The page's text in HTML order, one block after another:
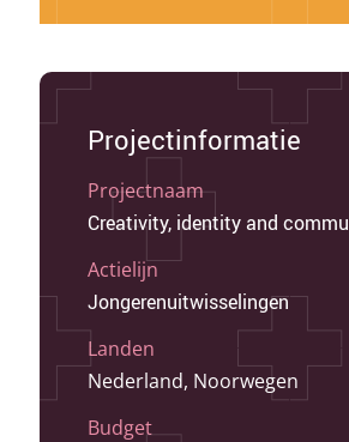
Projectinformatie
Projectnaam
Creativity, identity and
Actielijn
Jongerenuitwisselingen
Landen
Nederland, Noorwegen
Budget